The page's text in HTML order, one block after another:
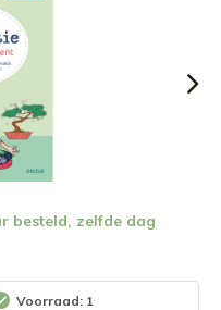
besteld, zelfde dag
Voorraad: 1